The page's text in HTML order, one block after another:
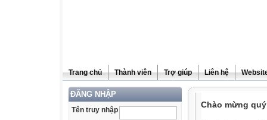
Trang chủ Thành viên Trợ giúp Liên hệ
ĐĂNG NHẬP
Tên truy nhập
Chào mừng